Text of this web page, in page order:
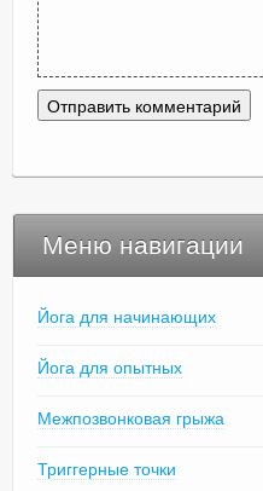
Меню навигации
Йога для начинающих
Йога для опытных
Межпозвонковая грыжа
Триггерные точки